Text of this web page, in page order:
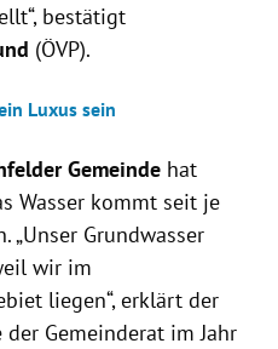
bestätigt
(ÖVP).
Luxus sein
Gemeinde hat
Wasser kommt seit je
„Unser Grundwasser
wir im
liegen“, erklärt der
Gemeinderat im Jahr